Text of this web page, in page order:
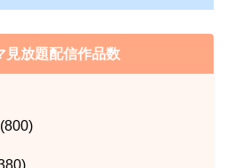
見放題配信作品数